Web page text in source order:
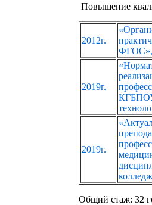
Повышение
2012г.
ФГОС»,
2019г.
2019г.
Общий стаж: 32